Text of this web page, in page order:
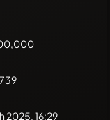
2025, 16:29